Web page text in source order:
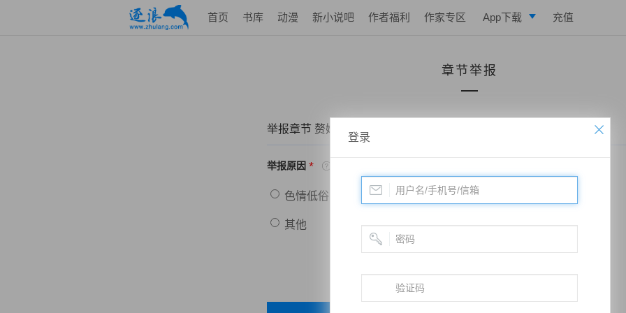
首页 书库 动漫 新小说吧 作者福利 作家专区 App下载
写作助手
充值
章节举报
举报章节 赘婿当道：和老婆荒岛求生的日子——第十四章 拒绝
举报原因 *
色情低俗 政治敏感 暴力低俗
其他
登录